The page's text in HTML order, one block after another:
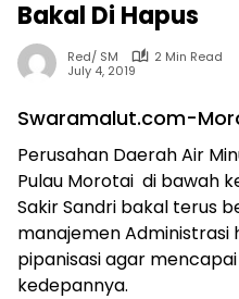
Bakal Di Hapus
Red/ SM
2 Min Read
July 4, 2019
Swaramalut.com-
Perusahan Daerah Air
Pulau Morotai di bawah
Sakir Sandri bakal terus
manajemen
pipanisasi agar
kedepannya.